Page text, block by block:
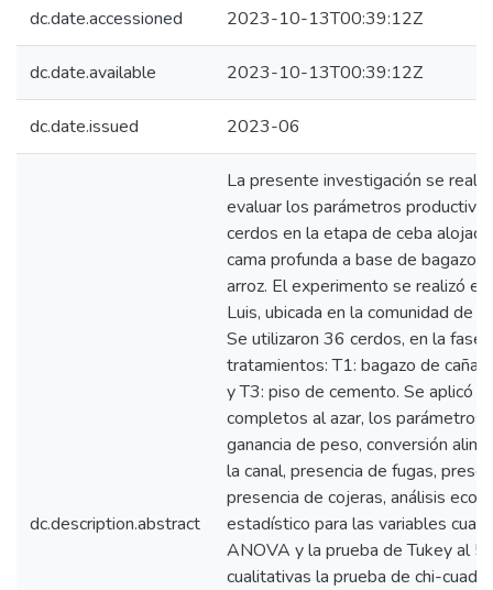
dc.date.accessioned 2023-10-13T00:39:12Z
dc.date.available 2023-10-13T00:39:12Z
dc.date.issued 2023-06
dc.description.abstract
La presente investigación se
evaluar los parámetros
cerdos en la etapa de ceba
cama profunda a base de bagazo
arroz. El experimento se realizó en
Luis, ubicada en la comunidad de
Se utilizaron 36 cerdos, en la fase
tratamientos: T1: bagazo de caña,
y T3: piso de cemento. Se aplicó
completos al azar, los parámetros
ganancia de peso, conversión
la canal, presencia de fugas,
presencia de cojeras, análisis
estadístico para las variables
ANOVA y la prueba de Tukey al
cualitativas la prueba de chi-